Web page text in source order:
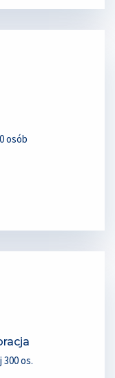
osób
os.